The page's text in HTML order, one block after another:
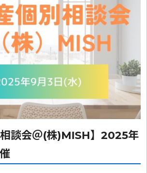
相談会＠(株)MISH】2025年